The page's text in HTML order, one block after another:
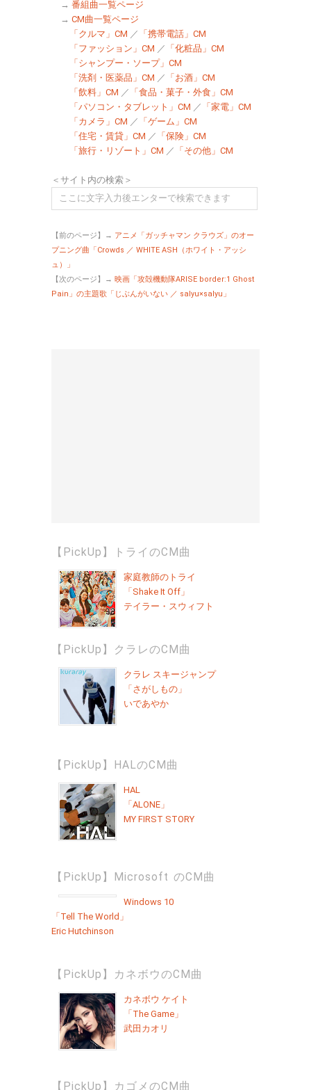
→ 番組曲一覧ページ
→ CM曲一覧ページ
「クルマ」CM ／ 「携帯電話」CM
「ファッション」CM ／ 「化粧品」CM
「シャンプー・ソープ」CM
「洗剤・医薬品」CM ／ 「お酒」CM
「飲料」CM ／ 「食品・菓子・外食」CM
「パソコン・タブレット」CM ／ 「家電」CM
「カメラ」CM ／ 「ゲーム」CM
「住宅・賃貸」CM ／ 「保険」CM
「旅行・リゾート」CM ／ 「その他」CM
＜サイト内の検索＞
【前のページ】→ アニメ「ガッチャマン クラウズ」のオー
プニング曲「Crowds ／ WHITE ASH（ホワイト・アッシ
ュ）」
【次のページ】→ 映画「攻殻機動隊ARISE border:1 Ghost
Pain」の主題歌「じぶんがいない ／ salyu×salyu」
【PickUp】トライのCM曲
家庭教師のトライ
「Shake It Off」
テイラー・スウィフト
【PickUp】クラレのCM曲
クラレ スキージャンプ
「さがしもの」
いであやか
【PickUp】HALのCM曲
HAL
「ALONE」
MY FIRST STORY
【PickUp】Microsoft のCM曲
Windows 10
「Tell The World」
Eric Hutchinson
【PickUp】カネボウのCM曲
カネボウ ケイト
「The Game」
武田カオリ
【PickUp】カゴメのCM曲